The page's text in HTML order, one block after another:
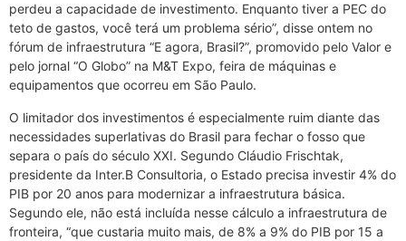
perdeu a capacidade de investimento. Enquanto tiver a PEC do
teto de gastos, você terá um problema sério”, disse ontem no
fórum de infraestrutura “E agora, Brasil?”, promovido pelo Valor e
pelo jornal “O Globo” na M&T Expo, feira de máquinas e
equipamentos que ocorreu em São Paulo.
O limitador dos investimentos é especialmente ruim diante das
necessidades superlativas do Brasil para fechar o fosso que
separa o país do século XXI. Segundo Cláudio Frischtak,
presidente da Inter.B Consultoria, o Estado precisa investir 4% do
PIB por 20 anos para modernizar a infraestrutura básica.
Segundo ele, não está incluída nesse cálculo a infraestrutura de
fronteira, “que custaria muito mais, de 8% a 9% do PIB por 15 a